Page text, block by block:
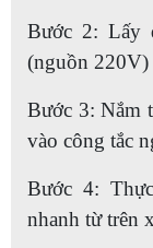
Bước 2: Lấy
(nguồn 220V)
Bước 3: Nắm
vào công tắc
Bước 4:
nhanh từ trên